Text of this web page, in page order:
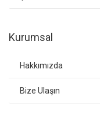
Kurumsal
Hakkımızda
Bize Ulaşın